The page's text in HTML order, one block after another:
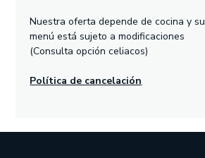
Nuestra oferta depende de cocina y
menú está sujeto a modificaciones
(Consulta opción celiacos)
Política de cancelación